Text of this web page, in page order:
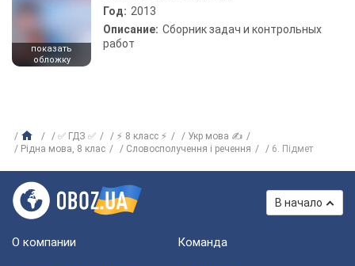
показать
обложку
Год: 2013
Описание: Сборник задач и контрольных
работ
✅ ГДЗ ✅ ⚡ 8 класс ⚡
Укр мова ✍
Рiдна мова, 8 клас
Словосполучення і речення 6. Підмет
В начало
О компании Команда